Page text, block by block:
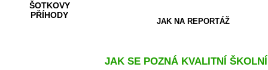
ŠOTKOVY
PŘÍHODY
JAK NA REPORTÁŽ
JAK SE POZNÁ KVALITNÍ